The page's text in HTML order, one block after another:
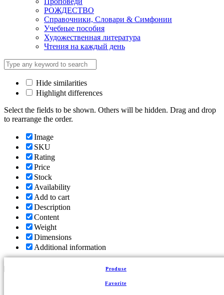
Produse
Favorite
РОЖДЕСТВО
Справочники, Словари & Симфонии
Учебные пособия
Художественная литература
Чтения на каждый день
Hide similarities
Highlight differences
Select the fields to be shown. Others will be hidden. Drag and drop
to rearrange the order.
Image
SKU
Rating
Price
Stock
Availability
Add to cart
Description
Content
Weight
Dimensions
Additional information
Click outside to hide the comparison bar
Comparare